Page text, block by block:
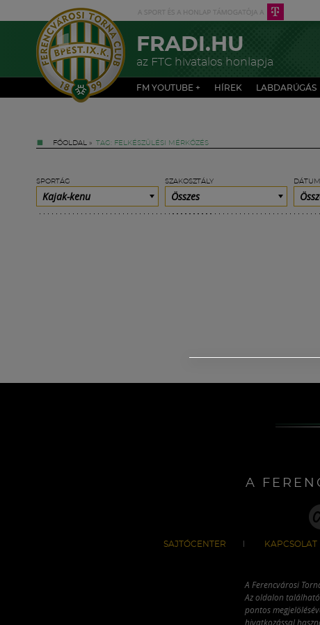
FRADI.HU
az FTC hivatalos honlapja
FM YOUTUBE + HÍREK LABDARÚGÁS
FŐOLDAL » TAG: FELKÉSZÜLÉSI MÉRKŐZÉS
SPORTÁG
Kajak-kenu
SZAKOSZTÁLY
Összes
DÁTUM
A
SAJTÓCENTER KAPCSOLAT
A Ferencvárosi
Az oldalon
pontos
hivatkozással